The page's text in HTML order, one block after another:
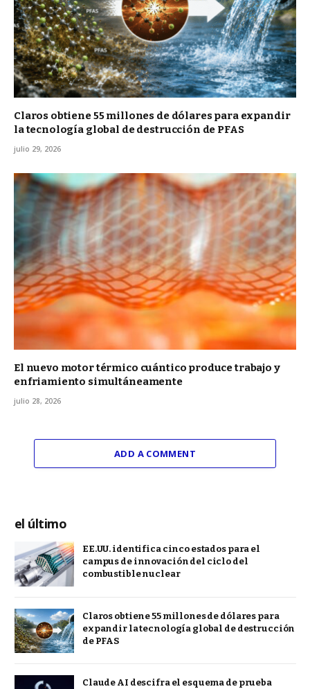
Claros obtiene 55 millones de dólares para expandir
la tecnología global de destrucción de PFAS
julio 29, 2026
El nuevo motor térmico cuántico produce trabajo y
enfriamiento simultáneamente
julio 28, 2026
ADD A COMMENT
el último
EE.UU. identifica cinco estados para el
campus de innovación del ciclo del
combustible nuclear
Claros obtiene 55 millones de dólares para
expandir la tecnología global de destrucción
de PFAS
Claude AI descifra el esquema de prueba